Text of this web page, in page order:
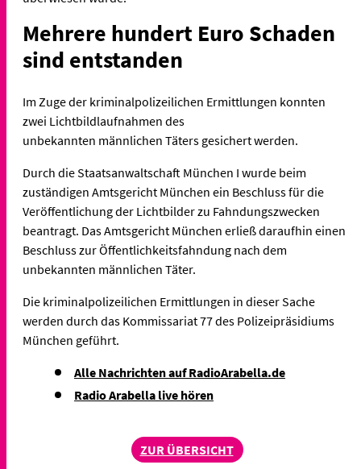
Mehrere hundert Euro Schaden
sind entstanden
Im Zuge der kriminalpolizeilichen Ermittlungen konnten
zwei Lichtbildlaufnahmen des
unbekannten männlichen Täters gesichert werden.
Durch die Staatsanwaltschaft München I wurde beim
zuständigen Amtsgericht München ein Beschluss für die
Veröffentlichung der Lichtbilder zu Fahndungszwecken
beantragt. Das Amtsgericht München erließ daraufhin einen
Beschluss zur Öffentlichkeitsfahndung nach dem
unbekannten männlichen Täter.
Die kriminalpolizeilichen Ermittlungen in dieser Sache
werden durch das Kommissariat 77 des Polizeipräsidiums
München geführt.
Alle Nachrichten auf RadioArabella.de
Radio Arabella live hören
ZUR ÜBERSICHT